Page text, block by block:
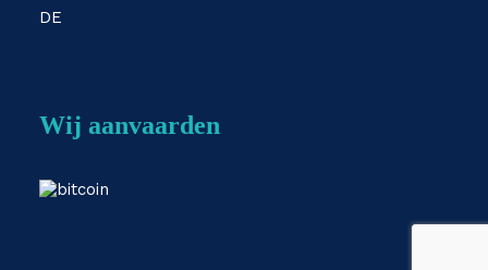
DE
Wij aanvaarden